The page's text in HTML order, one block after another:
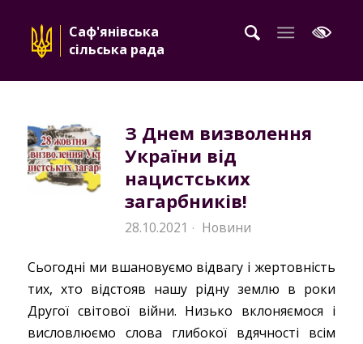
Саф'янівська
сільська рада
З Днем визволення
України від
нацистських
загарбників!
28.10.2021 · Новини
Сьогодні ми вшановуємо відвагу і жертовність
тих, хто відстояв нашу рідну землю в роки
Другої світової війни. Низько вклоняємося і
висловлюємо слова глибокої вдячності всім